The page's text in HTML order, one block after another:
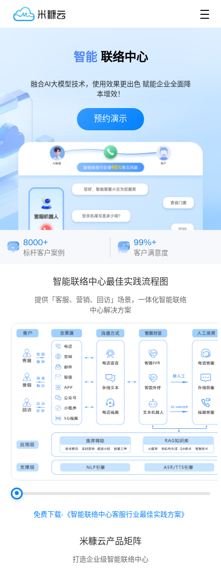
智能 联络中心
融合AI大模型技术，使用效果更出色 赋能企业全面降
本增效！
预约演示
20万+
稳定交付座席
18年+
深耕行业经验
智能联络中心最佳实践流程图
提供「客服、营销、回访」场景，一体化智能联络
中心解决方案
免费下载-《智能联络中心客服行业最佳实践方案》
米糠云产品矩阵
打造企业级智能联络中心